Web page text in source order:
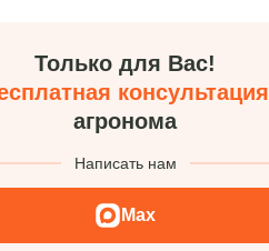
Только для Вас!
консультация
агронома
Написать нам
Max